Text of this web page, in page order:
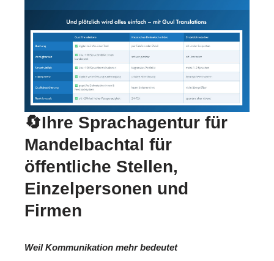
🔄Ihre Sprachagentur für
Mandelbachtal für
öffentliche Stellen,
Einzelpersonen und
Firmen
Weil Kommunikation mehr bedeutet